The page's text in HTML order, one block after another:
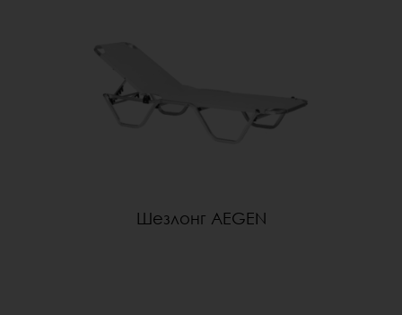
Шезлонг AEGEN